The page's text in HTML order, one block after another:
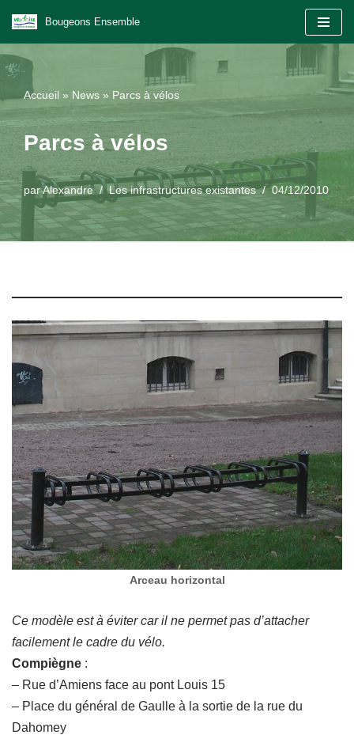
Aller
au
contenu
Bougeons Ensemble
Accueil » News » Parcs à vélos
Parcs à vélos
parAlexandre Les infrastructures existantes 04/12/2010
Arceau horizontal
Ce modèle est à éviter car il ne permet pas d’attacher
facilement le cadre du vélo.
Compiègne :
– Rue d’Amiens face au pont Louis 15
– Place du général de Gaulle à la sortie de la rue du
Dahomey